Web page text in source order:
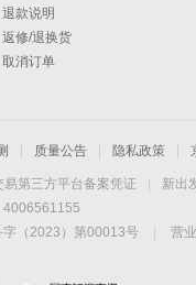
退款说明
返修/退换货
取消订单
质量公告 隐私政策
易第三方平台备案凭证
新出
4006561155
字（2023）第00013号 营